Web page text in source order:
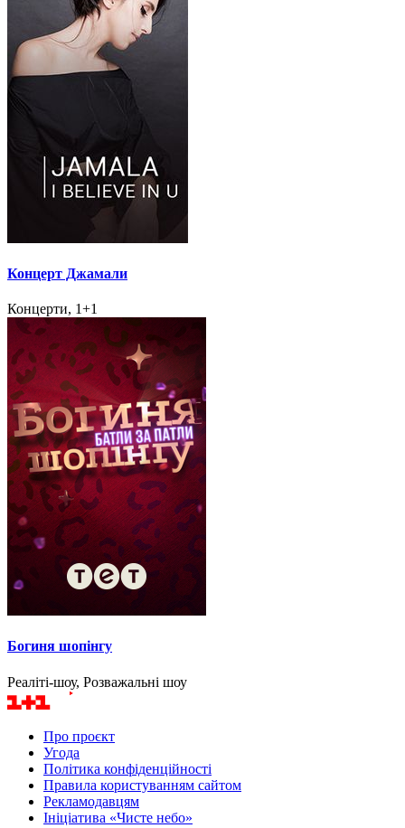
Концерт Джамали
Концерти, 1+1
Богиня шопінгу
Реаліті-шоу, Розважальні шоу
Про проєкт
Угода
Політика конфіденційності
Правила користуванням сайтом
Рекламодавцям
Ініціатива «Чисте небо»